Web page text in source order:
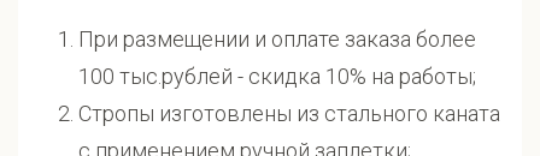
При размещении и оплате заказа более
100 тыс.рублей - скидка 10% на работы;
Стропы изготовлены из стального каната
с применением ручной заплетки;